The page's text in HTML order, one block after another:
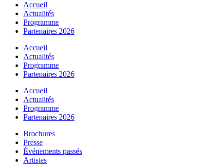
Accueil
Actualités
Programme
Partenaires 2026
Accueil
Actualités
Programme
Partenaires 2026
Accueil
Actualités
Programme
Partenaires 2026
Brochures
Presse
Événements passés
Artistes